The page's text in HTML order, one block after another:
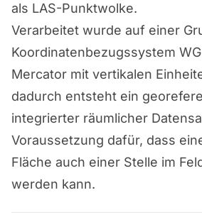
als LAS-Punktwolke.
Verarbeitet wurde auf einer
Koordinatenbezugssystem
Mercator mit vertikalen
dadurch entsteht ein
integrierter räumlicher
Voraussetzung dafür, dass
Fläche auch einer Stelle im
werden kann.